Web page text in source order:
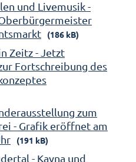
und Livemusik -
(186 kB)
Zeitz - Jetzt
Fortschreibung des
zum
- Grafik eröffnet am
(191 kB)
- Kayna und